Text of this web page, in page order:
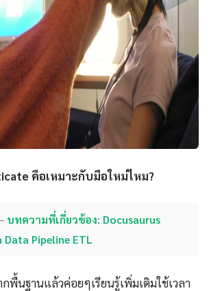
คือเหมาะกับมือใหม่ไหม?
บทความที่เกี่ยวข้อง: Docusaurus
Pipeline ETL
กพื้นฐานแล้วค่อยๆเรียนรู้เพิ่มเติมใช้เวลา